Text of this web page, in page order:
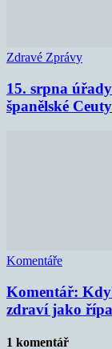
Zdravé Zprávy
15. srpna
španělské Ceuty
Komentáře
Komentář:
zdraví jako řípa
1 komentář